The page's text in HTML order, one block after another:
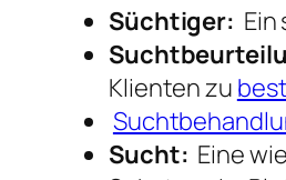
Süchtiger:
Klienten zu
Sucht: Eine